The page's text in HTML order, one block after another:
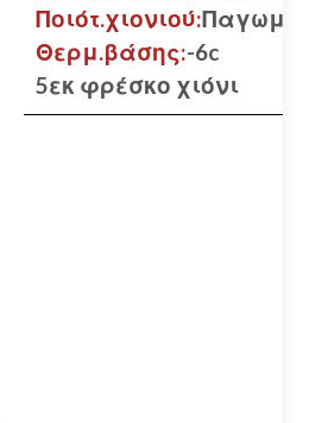
Ποιότ.χιονιού:
Θερμ.βάσης:-6c
5εκ φρέσκο χιόνι